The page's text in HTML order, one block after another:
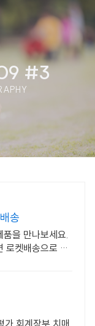
#3
송
을 만나보세요.
로켓배송으로 받
가,회계장부,치매